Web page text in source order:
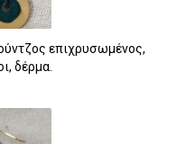
επιχρυσωμένος,
δέρμα.